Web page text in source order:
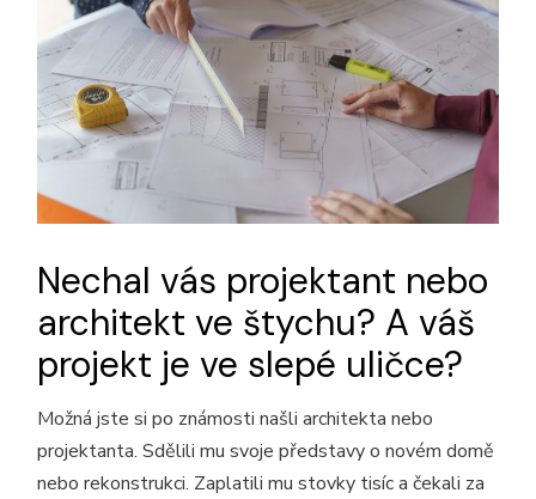
Nechal vás projektant nebo
architekt ve štychu? A váš
projekt je ve slepé uličce?
Možná jste si po známosti našli architekta nebo
projektanta. Sdělili mu svoje představy o novém domě
nebo rekonstrukci. Zaplatili mu stovky tisíc a čekali za